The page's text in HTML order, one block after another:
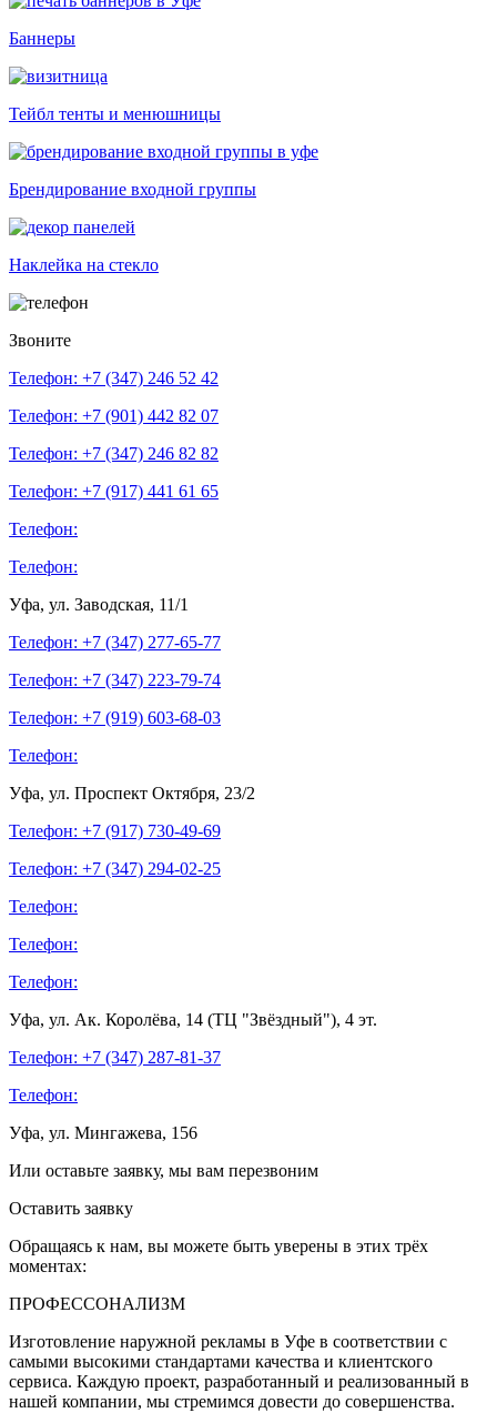
Баннеры
Тейбл тенты и менюшницы
Брендирование входной группы
Наклейка на стекло
Звоните
Телефон: +7 (347) 246 52 42
Телефон: +7 (901) 442 82 07
Телефон: +7 (347) 246 82 82
Телефон: +7 (917) 441 61 65
Телефон:
Телефон:
Уфа, ул. Заводская, 11/1
Телефон: +7 (347) 277-65-77
Телефон: +7 (347) 223-79-74
Телефон: +7 (919) 603-68-03
Телефон:
Уфа, ул. Проспект Октября, 23/2
Телефон: +7 (917) 730-49-69
Телефон: +7 (347) 294-02-25
Телефон:
Телефон:
Телефон:
Уфа, ул. Ак. Королёва, 14 (ТЦ "Звёздный"), 4 эт.
Телефон: +7 (347) 287-81-37
Телефон:
Уфа, ул. Мингажева, 156
Или оставьте заявку, мы вам перезвоним
Оставить заявку
Обращаясь к нам, вы можете быть уверены в этих трёх
моментах:
ПРОФЕССОНАЛИЗМ
Изготовление наружной рекламы в Уфе в соответствии с
самыми высокими стандартами качества и клиентского
сервиса. Каждую проект, разработанный и реализованный в
нашей компании, мы стремимся довести до совершенства.